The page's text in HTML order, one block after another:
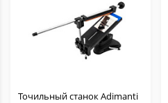
Средства заточки
Темляки и Бусины
Масла для ножей
Точильный станок Adimanti